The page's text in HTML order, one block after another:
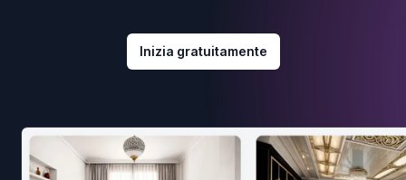
Inizia gratuitamente